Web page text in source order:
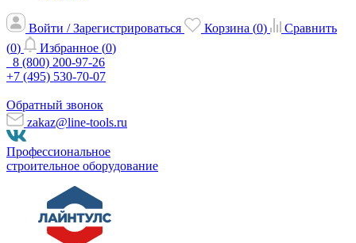
Войти / Зарегистрироваться Корзина (0)
Сравнить
(0) Избранное (0)
8 (800) 200-97-26
+7 (495) 530-70-07
Обратный звонок
zakaz@line-tools.ru
Профессиональное
строительное оборудование